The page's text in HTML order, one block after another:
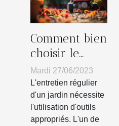
Comment bien
choisir le
coupe-
bordure pour
l'entretien de
son jardin ?
Mardi 27/06/2023
L'entretien régulier
d'un jardin nécessite
l'utilisation d'outils
appropriés. L'un de